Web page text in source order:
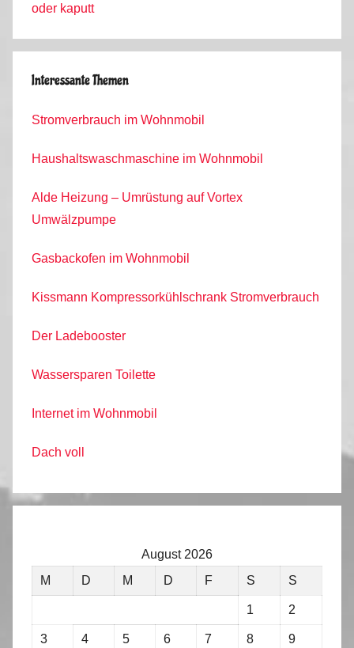
oder kaputt
Interessante Themen
Stromverbrauch im Wohnmobil
Haushaltswaschmaschine im Wohnmobil
Alde Heizung – Umrüstung auf Vortex
Umwälzpumpe
Gasbackofen im Wohnmobil
Kissmann Kompressorkühlschrank Stromverbrauch
Der Ladebooster
Wassersparen Toilette
Internet im Wohnmobil
Dach voll
August 2026
M
D M D F S S
1 2
3 4 5 6 7 8 9